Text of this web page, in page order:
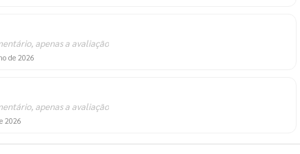
apenas a avaliação
de 2026
apenas a avaliação
2026